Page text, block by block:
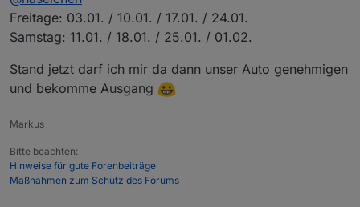
seinen Terminkalender.
Und dann sollten wir den Tag eingrenzen können.
Vermutlich werden wir dann von der Location her
viele näher zu sein scheint.
Weitere Infos folgen demnächst.....
Freitage: 03.01. / 10.01. / 17.01. / 24.01.
Samstag: 11.01. / 18.01. / 25.01. / 01.02.
Stand jetzt darf ich mir da dann unser Auto genehmigen
und bekomme Ausgang
Markus
Bitte beachten:
Hinweise für gute Forenbeiträge
Maßnahmen zum Schutz des Forums